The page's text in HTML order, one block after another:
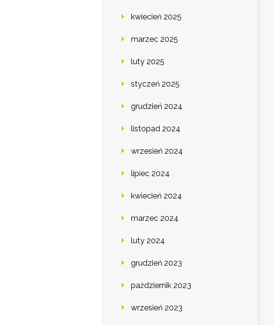
kwiecień 2025
marzec 2025
luty 2025
styczeń 2025
grudzień 2024
listopad 2024
wrzesień 2024
lipiec 2024
kwiecień 2024
marzec 2024
luty 2024
grudzień 2023
październik 2023
wrzesień 2023